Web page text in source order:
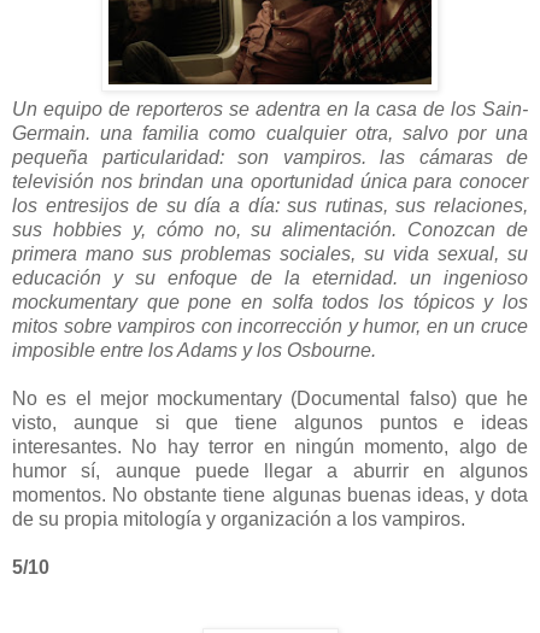
Un equipo de reporteros se adentra en la casa de los Sain-
Germain. una familia como cualquier otra, salvo por una
pequeña particularidad: son vampiros. las cámaras de
televisión nos brindan una oportunidad única para conocer
los entresijos de su día a día: sus rutinas, sus relaciones,
sus hobbies y, cómo no, su alimentación. Conozcan de
primera mano sus problemas sociales, su vida sexual, su
educación y su enfoque de la eternidad. un ingenioso
mockumentary que pone en solfa todos los tópicos y los
mitos sobre vampiros con incorrección y humor, en un cruce
imposible entre los Adams y los Osbourne.
No es el mejor mockumentary (Documental falso) que he
visto, aunque si que tiene algunos puntos e ideas
interesantes. No hay terror en ningún momento, algo de
humor sí, aunque puede llegar a aburrir en algunos
momentos. No obstante tiene algunas buenas ideas, y dota
de su propia mitología y organización a los vampiros.
5/10